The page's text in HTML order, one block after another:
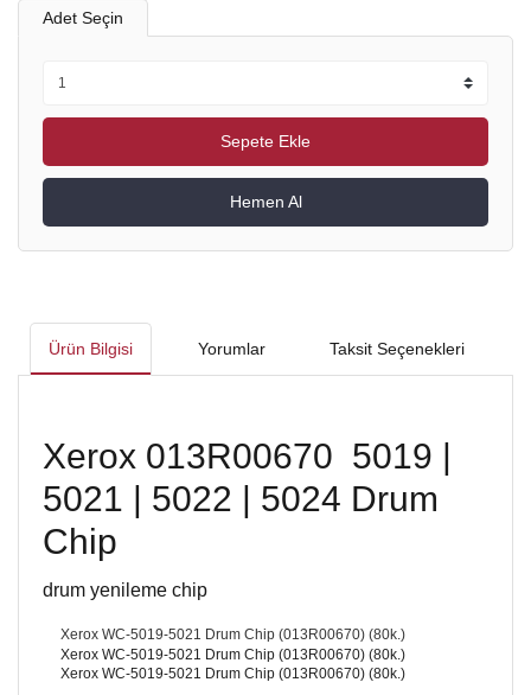
Adet Seçin
Sepete Ekle
Hemen Al
Ürün Bilgisi Yorumlar Taksit Seçenekleri
Xerox 013R00670 5019 |
5021 | 5022 | 5024 Drum
Chip
drum yenileme chip
Xerox WC-5019-5021 Drum Chip (013R00670) (80k.)
Xerox WC-5019-5021 Drum Chip (013R00670) (80k.)
Xerox WC-5019-5021 Drum Chip (013R00670) (80k.)